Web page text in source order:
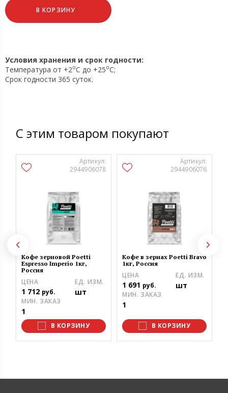
В КОРЗИНУ
Условия хранения и срок годности:
Температура от +2oC до +25oC;
Срок годности 365 суток.
С этим товаром покупают
Артикул:
2944906078
Кофе зерновой Poetti
Espresso Imperio 1кг,
Россия
ЦЕНА
1 712 руб.
ЕД. ИЗМ.
шт
МИН. ЗАКАЗ
1
В КОРЗИНУ
Артикул:
2944906076
Кофе в зернах Poetti Bravo
1кг, Россия
ЦЕНА
1 691 руб.
ЕД. ИЗМ.
шт
МИН. ЗАКАЗ
1
В КОРЗИНУ